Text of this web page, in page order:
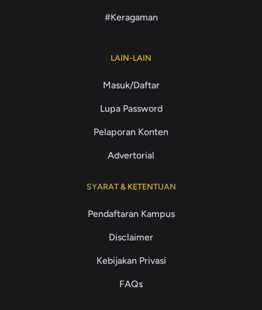
#Keragaman
LAIN-LAIN
Masuk/Daftar
Lupa Password
Pelaporan Konten
Advertorial
SYARAT & KETENTUAN
Pendaftaran Kampus
Disclaimer
Kebijakan Privasi
FAQs